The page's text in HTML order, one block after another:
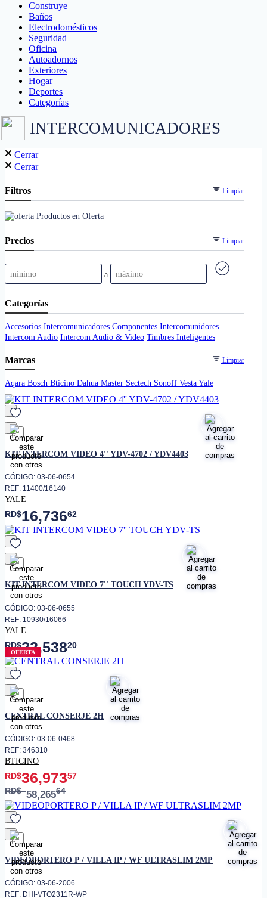
Construye
Baños
Electrodomésticos
Seguridad
Oficina
Autoadornos
Exteriores
Hogar
Deportes
Categorías
INTERCOMUNICADORES
Cerrar
Cerrar
Filtros Limpiar
Productos en Oferta
Precios Limpiar
a
Categorías
Accesorios Intercomunicadores Componentes Intercomunidores
Intercom Audio Intercom Audio & Video Timbres Inteligentes
Marcas Limpiar
Aqara Bosch Bticino Dahua Master Sectech Sonoff VestaYale
favorito
KIT INTERCOM VIDEO 4'' YDV-4702 / YDV4403
CÓDIGO: 03-06-0654
REF: 11400/16140
YALE
RD$16,73662
favorito
KIT INTERCOM VIDEO 7'' TOUCH YDV-TS
CÓDIGO: 03-06-0655
REF: 10930/16066
YALE
RD$22,53820
OFERTA
favorito
CENTRAL CONSERJE 2H
CÓDIGO: 03-06-0468
REF: 346310
BTICINO
RD$36,97357
RD$58,26564
favorito
VIDEOPORTERO P / VILLA IP / WF ULTRASLIM 2MP
CÓDIGO: 03-06-2006
REF: DHI-VTO2311R-WP